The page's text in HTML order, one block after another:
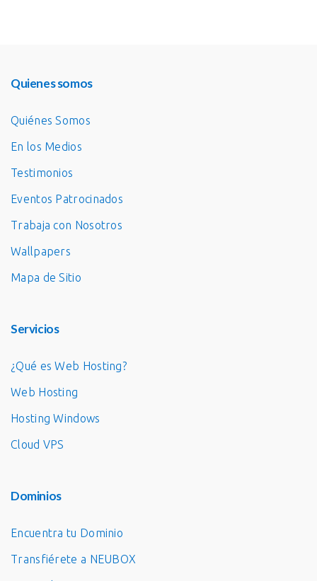
Quienes somos
Quiénes Somos
En los Medios
Testimonios
Eventos Patrocinados
Trabaja con Nosotros
Wallpapers
Mapa de Sitio
Servicios
¿Qué es Web Hosting?
Web Hosting
Hosting Windows
Cloud VPS
Dominios
Encuentra tu Dominio
Transfiérete a NEUBOX